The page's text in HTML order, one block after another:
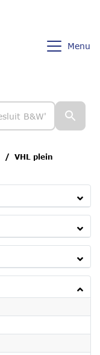
Menu
VHL plein